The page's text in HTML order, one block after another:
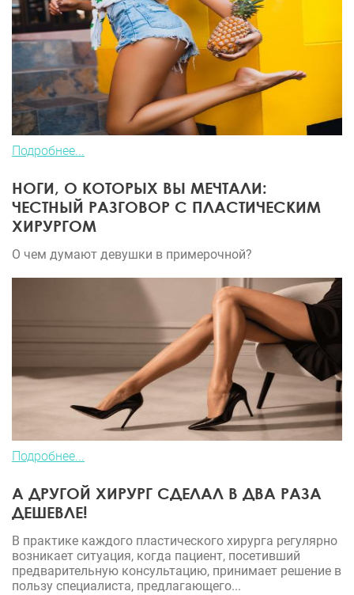
Подробнее...
НОГИ, О КОТОРЫХ ВЫ МЕЧТАЛИ:
ЧЕСТНЫЙ РАЗГОВОР С ПЛАСТИЧЕСКИМ
ХИРУРГОМ
О чем думают девушки в примерочной?
Подробнее...
А ДРУГОЙ ХИРУРГ СДЕЛАЛ В ДВА РАЗА
ДЕШЕВЛЕ!
В практике каждого пластического хирурга регулярно
возникает ситуация, когда пациент, посетивший
предварительную консультацию, принимает решение в
пользу специалиста, предлагающего...